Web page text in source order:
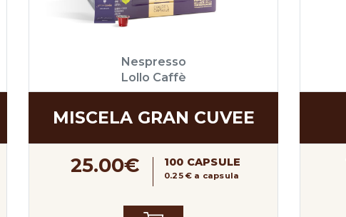
Nespresso
Lollo Caffè
MISCELA GRAN CUVEE
25.00€ 100 CAPSULE
0.25 € a capsula